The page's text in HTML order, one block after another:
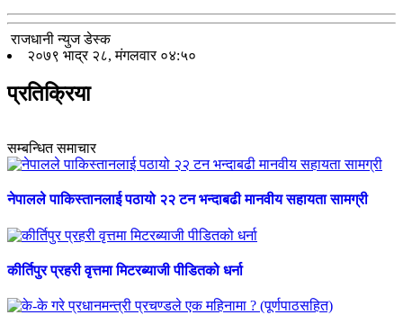
राजधानी न्युज डेस्क
२०७९ भाद्र २८, मंगलवार ०४:५०
प्रतिक्रिया
सम्बन्धित समाचार
नेपालले पाकिस्तानलाई पठायो २२ टन भन्दाबढी मानवीय सहायता सामग्री
कीर्तिपुर प्रहरी वृत्तमा मिटरब्याजी पीडितको धर्ना